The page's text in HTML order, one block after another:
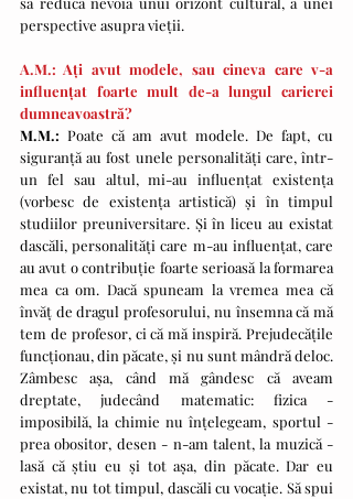
perspective asupra vieții.
A.M.: Ați avut modele, sau cineva care v-a
influențat foarte mult de-a lungul carierei
dumneavoastră?
M.M.: Poate că am avut modele. De fapt, cu
siguranță au fost unele personalități care, într-
un fel sau altul, mi-au influențat existența
(vorbesc de existența artistică) și în timpul
studiilor preuniversitare. Și în liceu au existat
dascăli, personalități care m-au influențat, care
au avut o contribuție foarte serioasă la formarea
mea ca om. Dacă spuneam la vremea mea că
învăț de dragul profesorului, nu însemna că mă
tem de profesor, ci că mă inspiră. Prejudecățile
funcționau, din păcate, și nu sunt mândră deloc.
Zâmbesc așa, când mă gândesc că aveam
dreptate, judecând matematic: fizica -
imposibilă, la chimie nu înțelegeam, sportul -
prea obositor, desen - n-am talent, la muzică -
lasă că știu eu și tot așa, din păcate. Dar eu
existat, nu tot timpul, dascăli cu vocație. Să spui